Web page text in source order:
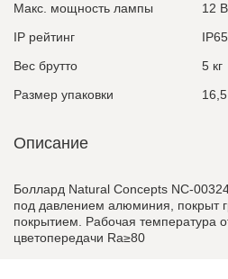
Макс. мощность лампы
12
IP рейтинг
IP65
Вес брутто
5 кг
Размер упаковки
Описание
Боллард Natural Concepts NC-
под давлением алюминия, покрыт
покрытием. Рабочая
цветопередачи Ra≥80